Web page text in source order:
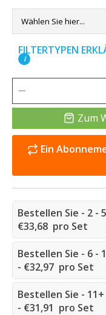
FILTERTYPEN
i
Zum
Ein
Bestellen Sie - 2 -
€33,68 pro Set
Bestellen Sie - 6 -
- €32,97 pro Set
Bestellen Sie -
- €31,91 pro Set